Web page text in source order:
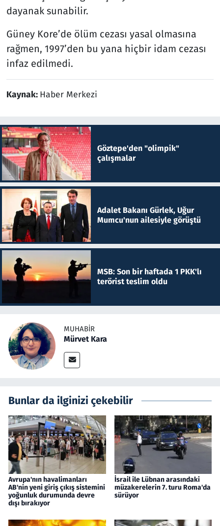
dayanak sunabilir.
Güney Kore’de ölüm cezası yasal olmasına
rağmen, 1997’den bu yana hiçbir idam cezası
infaz edilmedi.
Kaynak: Haber Merkezi
Göztepe'den "olimpik"
çalışmalar
Adalet Bakanı Gürlek, Uğur
Mumcu'nun ailesiyle görüştü
MSB: Son bir haftada 1 PKK'lı
terörist teslim oldu
MUHABIR
Mürvet Kara
Bunlar da ilginizi çekebilir
Avrupa'nın havalimanları
AB'nin yeni giriş çıkış sistemini
yoğunluk durumunda devre
dışı bırakıyor
İsrail ile Lübnan arasındaki
müzakerelerin 7. turu Roma'da
sürüyor